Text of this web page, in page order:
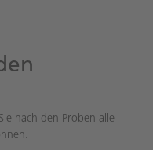
nach den Proben alle